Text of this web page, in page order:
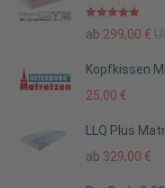
Bewertet mit
5.00von 5
ab 299,00 €
Kopfkissen
25,00 €
LLQ Plus
ab 329,00 €